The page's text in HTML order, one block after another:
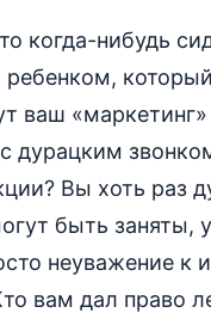
когда-нибудь
ваш «маркетинг»
дурацким
Вы хоть раз
быть заняты,
неуважение к
вам дал право